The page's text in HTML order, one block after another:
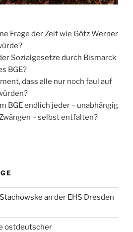
Frage der Zeit wie Götz Werner
Sozialgesetze durch Bismarck
BGE?
dass alle nur noch faul auf
BGE endlich jeder – unabhängig
– selbst entfalten?
an der EHS Dresden
ostdeutscher